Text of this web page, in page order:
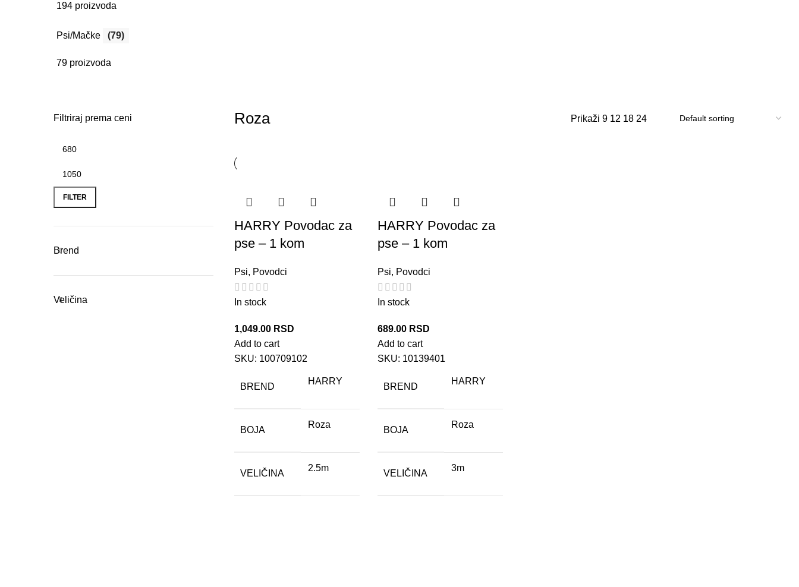
194 proizvoda
Psi/Mačke (79)
79 proizvoda
Filtriraj prema ceni
Min
price
Max
price
FILTER
Brend
Veličina
Roza Prikaži 9 12 18 24
HARRY Povodac za
pse – 1 kom
Psi, Povodci
In stock
1,049.00 RSD
Add to cart
SKU: 100709102
BREND
HARRY
BOJA
Roza
VELIČINA
2.5m
HARRY Povodac za
pse – 1 kom
Psi, Povodci
In stock
689.00 RSD
Add to cart
SKU: 10139401
BREND
HARRY
BOJA
Roza
VELIČINA
3m